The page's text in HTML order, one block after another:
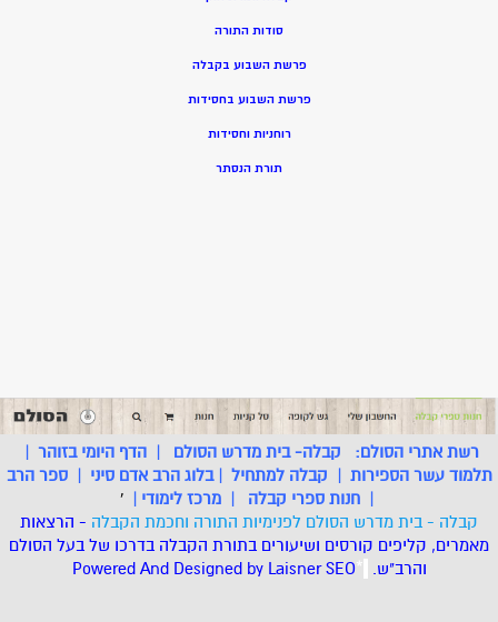
סודות התורה
פרשת השבוע בקבלה
פרשת השבוע בחסידות
רוחניות וחסידות
תורת הנסתר
רשת אתרי הסולם: קבלה- בית מדרש הסולם |הדף היומי בזוהר |
תלמוד עשר הספירות | קבלה למתחיל |בלוג הרב אדם סיני |ספר הרב
| חנות ספרי קבלה | מרכז לימודי |
'
קבלה - בית מדרש הסולם לפנימיות התורה וחכמת הקבלה - הרצאות
מאמרים, קליפים קורסים ושיעורים בתורת הקבלה בדרכו של בעל הסולם
והרב"ש. *
Powered And Designed by LaisnerSEO